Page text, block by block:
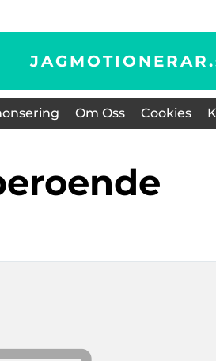
JAGMOTIONERAR.
Om Oss Cookies